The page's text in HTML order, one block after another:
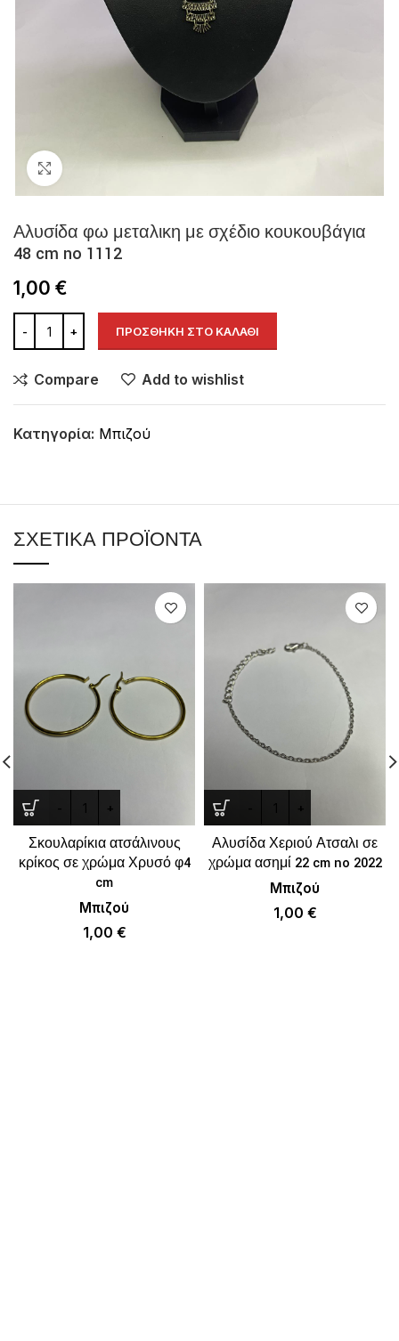
Click to enlarge
Αλυσίδα φω μεταλικη με σχέδιο κουκουβάγια
48 cm no 1112
1,00 €
ΠΡΟΣΘΉΚΗ ΣΤΟ ΚΑΛΆΘΙ
Compare Add to wishlist
Κατηγορία: Μπιζού
ΣΧΕΤΙΚΆ ΠΡΟΪΌΝΤΑ
Σκουλαρίκια ατσάλινους
κρίκος σε χρώμα Χρυσό φ4
cm
Μπιζού
1,00 €
Αλυσίδα Χεριού Ατσαλι σε
χρώμα ασημί 22 cm no 2022
Μπιζού
1,00 €